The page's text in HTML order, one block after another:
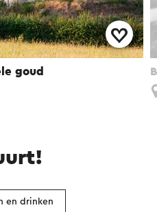
goud
en drinken